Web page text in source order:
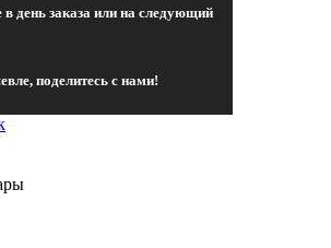
день заказа или на следующий
поделитесь с нами!